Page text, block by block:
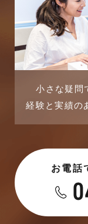
店舗・テナント
戸建賃貸住宅活
採用情報
未分類
未分類
本店-ブログ
2023年10月
2023年9月
2023年7月
2023年5月
2023年4月
小さな疑問
経験と実績の
お電話